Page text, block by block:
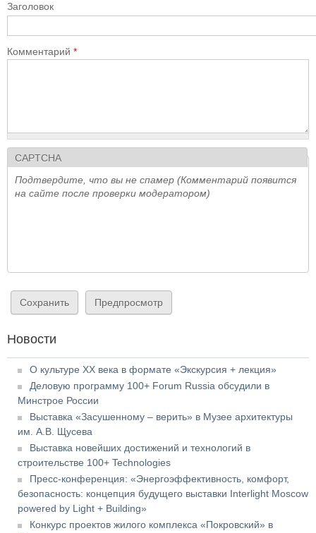
Заголовок
Комментарий *
CAPTCHA
Подтвердите, что вы не спамер (Комментарий появится
на сайте после проверки модератором)
Новости
О культуре XX века в формате «Экскурсия + лекция»
Деловую программу 100+ Forum Russia обсудили в
Минстрое России
Выставка «Засушенному – верить» в Музее архитектуры
им. А.В. Щусева
Выставка новейших достижений и технологий в
строительстве 100+ Technologies
Пресс-конференция: «Энергоэффективность, комфорт,
безопасность: концепция будущего выставки Interlight Moscow
powered by Light + Building»
Конкурс проектов жилого комплекса «Покровский» в